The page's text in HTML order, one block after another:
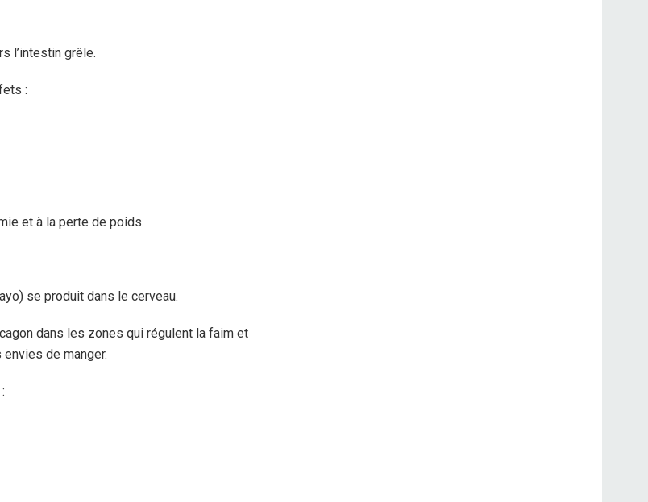
l’intestin grêle.
:
et à la perte de poids.
se produit dans le cerveau.
dans les zones qui régulent la faim et
de manger.